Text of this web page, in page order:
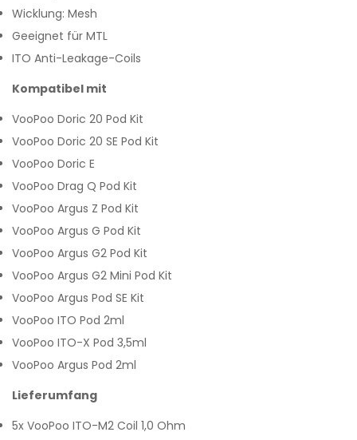
Wicklung: Mesh
Geeignet für MTL
ITO Anti-Leakage-Coils
Kompatibel mit
VooPoo Doric 20 Pod Kit
VooPoo Doric 20 SE Pod Kit
VooPoo Doric E
VooPoo Drag Q Pod Kit
VooPoo Argus Z Pod Kit
VooPoo Argus G Pod Kit
VooPoo Argus G2 Pod Kit
VooPoo Argus G2 Mini Pod Kit
VooPoo Argus Pod SE Kit
VooPoo ITO Pod 2ml
VooPoo ITO-X Pod 3,5ml
VooPoo Argus Pod 2ml
Lieferumfang
5x VooPoo ITO-M2 Coil 1,0 Ohm